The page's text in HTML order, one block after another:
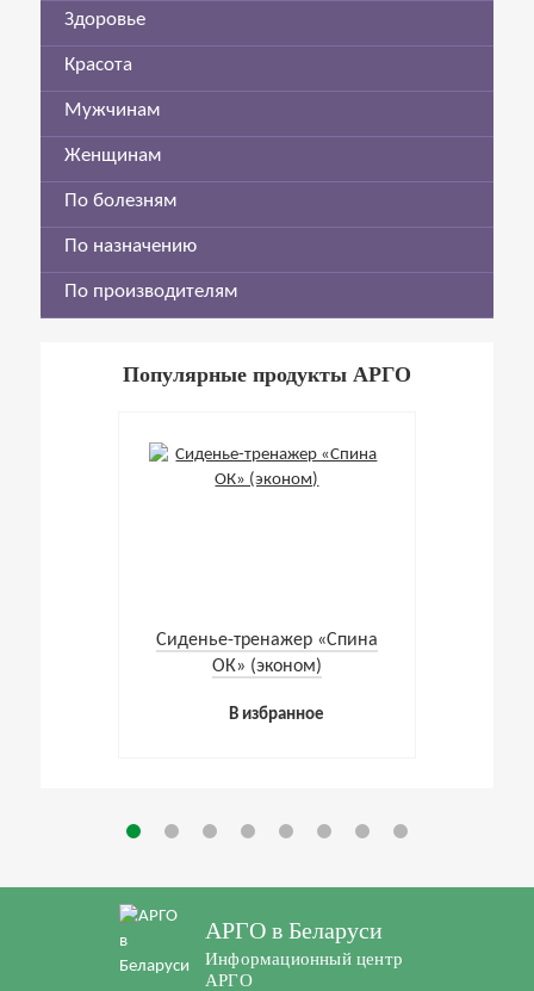
Здоровье
Красота
Мужчинам
Женщинам
По болезням
По назначению
По производителям
Популярные продукты АРГО
Cиденье-тренажер «Спина
ОК» (эконом)
В избранное
АРГО в Беларуси
Информационный центр
АРГО